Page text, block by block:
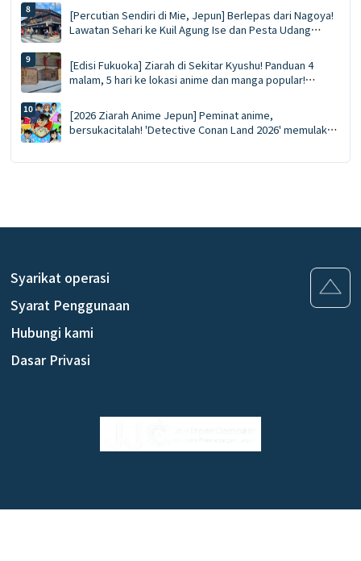
dan kari sup GARAKU
[Percutian Sendiri di Mie, Jepun] Berlepas dari Nagoya!
Lawatan Sehari ke Kuil Agung Ise dan Pesta Udang
[Edisi Fukuoka] Ziarah di Sekitar Kyushu! Panduan 4
malam, 5 hari ke lokasi anime dan manga popular!
[2026 Ziarah Anime Jepun] Peminat anime,
bersukacitalah! 'Detective Conan Land 2026' memulakan
dagangan baharu, sesi bergambar watak, dan panduan
Syarikat operasi
Syarat Penggunaan
Hubungi kami
Dasar Privasi